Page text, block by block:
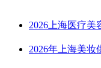
2026上海医疗美
2026年上海美妆